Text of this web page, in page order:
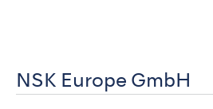
NSK Europe GmbH